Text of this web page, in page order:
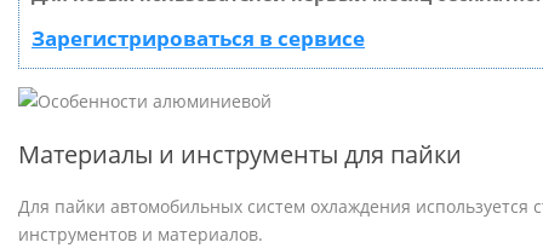
Зарегистрироваться в сервисе
Материалы и инструменты для пайки
Для пайки автомобильных систем охлаждения используется
инструментов и материалов.